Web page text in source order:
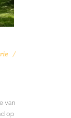
van
op